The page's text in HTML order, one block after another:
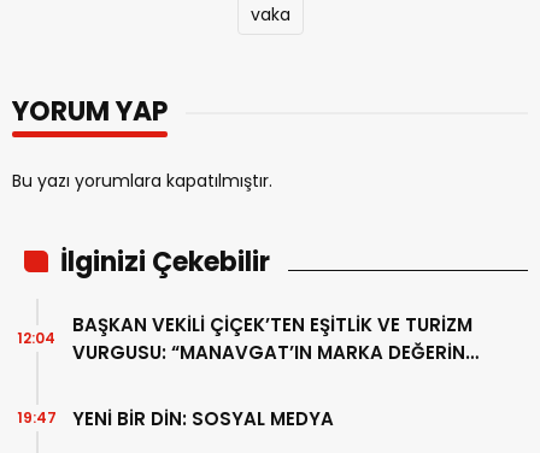
vaka
YORUM YAP
Bu yazı yorumlara kapatılmıştır.
İlginizi Çekebilir
BAŞKAN VEKİLİ ÇİÇEK’TEN EŞİTLİK VE TURİZM
VURGUSU: “MANAVGAT’IN MARKA DEĞERİNE
12:04
YENİ BİR DİN: SOSYAL MEDYA
19:47